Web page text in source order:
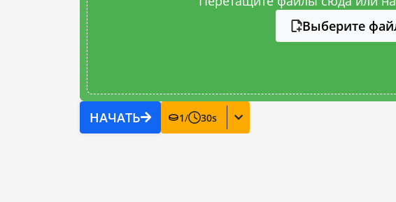
Выберите
НАЧАТЬ 1/ 30s